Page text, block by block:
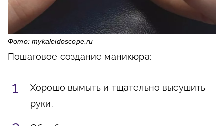
Фото: mykaleidoscope.ru
Пошаговое создание маникюра:
Хорошо вымыть и тщательно высушить
руки.